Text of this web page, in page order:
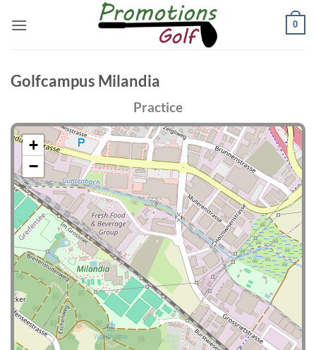
0
Golfcampus Milandia
Practice
+
−